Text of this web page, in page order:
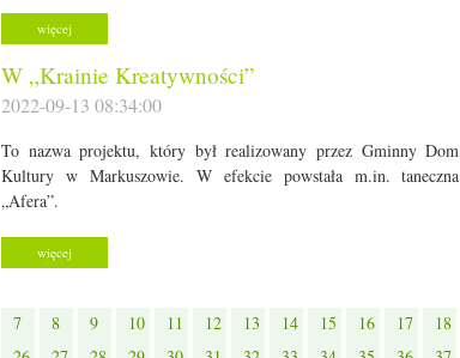
więcej
W „Krainie Kreatywności”
2022-09-13 08:34:00
To nazwa projektu, który był realizowany przez Gminny Dom
Kultury w Markuszowie. W efekcie powstała m.in. taneczna
„Afera”.
więcej
7 8 9 10 11 12 13 14 15 16 17
18